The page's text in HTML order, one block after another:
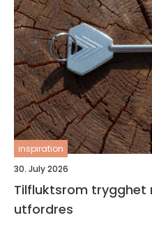
inspiration
30. July 2026
Tilfluktsrom trygghet når samfunnet
utfordres